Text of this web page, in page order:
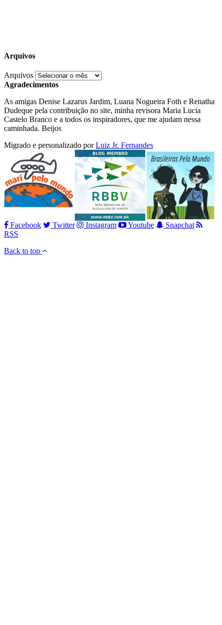
Arquivos
Arquivos
Agradecimentos
As amigas Denise Lazarus Jardim, Luana Nogueira Foth e Renatha
Dudeque pela contribuição no site, minha revisora Maria Lucia
Castelo Branco e a todos os inspiradores, que me ajudam nessa
caminhada. Beijos
Migrado e personalizado porLuiz Jr. Fernandes
Facebook Twitter Instagram Youtube
Snapchat
RSS
Back to top